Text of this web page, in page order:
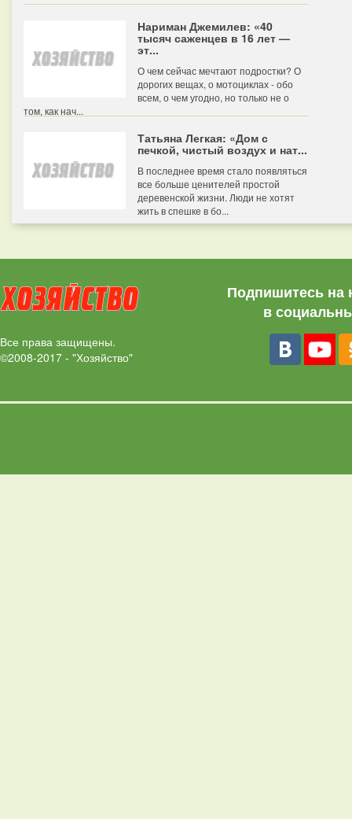
Нариман Джемилев: «40
тысяч саженцев в 16 лет —
эт...
О чем сейчас мечтают подростки? О
дорогих вещах, о мотоциклах - обо
всем, о чем угодно, но только не о
том, как нач...
Татьяна Легкая: «Дом с
печкой, чистый воздух и нат...
В последнее время стало появляться
все больше ценителей простой
деревенской жизни. Люди не хотят
жить в спешке в бо...
Все права защищены.
©2008-2017 - "Хозяйство"
Подпишитесь на
в